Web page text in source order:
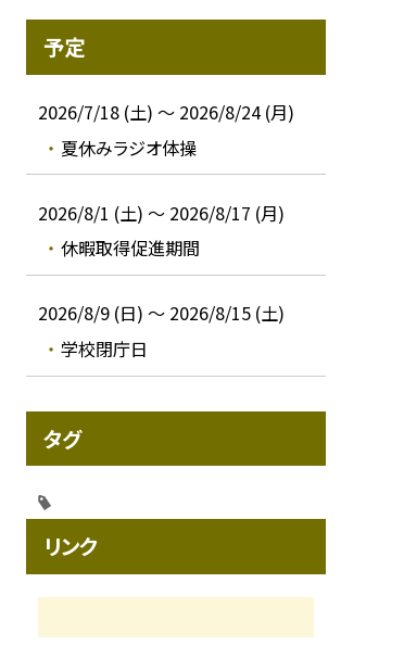
予定
2026/7/18 (土) ～ 2026/8/24 (月)
夏休みラジオ体操
2026/8/1 (土) ～ 2026/8/17 (月)
休暇取得促進期間
2026/8/9 (日) ～ 2026/8/15 (土)
学校閉庁日
タグ
リンク